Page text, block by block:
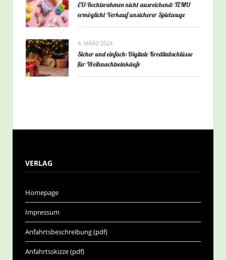
EU-Rechtsrahmen nicht ausreichend: TEMU
ermöglicht Verkauf unsicherer Spielzeuge
4. MÄRZ 2024
Sicher und einfach: Digitale Kreditabschlüsse
für Weihnachtseinkäufe
VERLAG
Homepage
Impressum
Anfahrtsbeschreibung (pdf)
Anfahrtsskizze (pdf)